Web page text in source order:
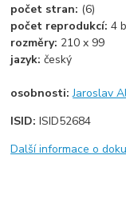
počet stran: (6)
počet reprodukcí:4 b
rozměry: 210 x 99
jazyk:český
osobnosti:Jaroslav
ISID:ISID52684
Další informace o